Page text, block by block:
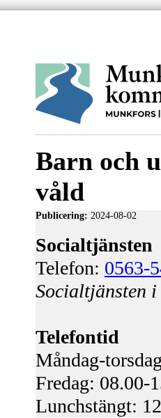
Barn och
våld
Publicering: 2024-08-02
Socialtjänsten
Telefon: 0563-
Socialtjänsten
Telefontid
Måndag-
Fredag: 08.00-
Lunchstängt: